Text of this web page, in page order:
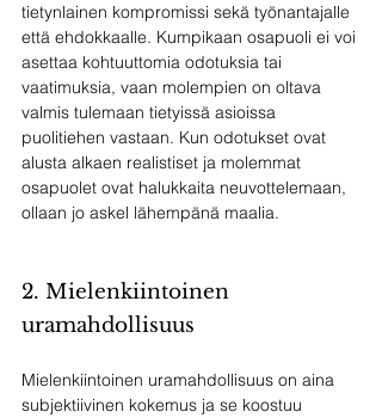
tietynlainen kompromissi sekä työnantajalle
että ehdokkaalle. Kumpikaan osapuoli ei voi
asettaa kohtuuttomia odotuksia tai
vaatimuksia, vaan molempien on oltava
valmis tulemaan tietyissä asioissa
puolitiehen vastaan. Kun odotukset ovat
alusta alkaen realistiset ja molemmat
osapuolet ovat halukkaita neuvottelemaan,
ollaan jo askel lähempänä maalia.
2. Mielenkiintoinen
uramahdollisuus
Mielenkiintoinen uramahdollisuus on aina
subjektiivinen kokemus ja se koostuu